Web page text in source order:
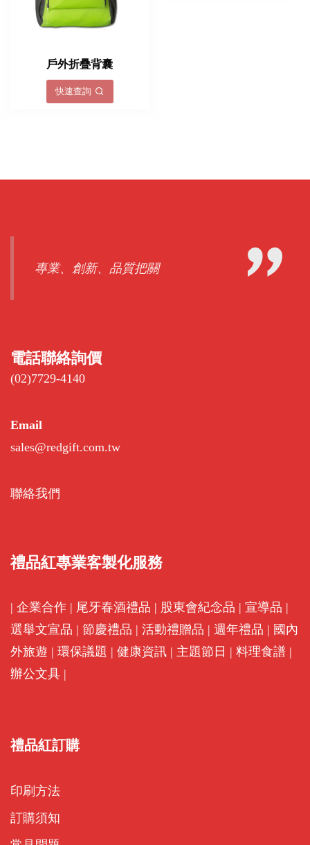
戶外折疊背囊
快速查詢
專業、創新、品質把關
電話聯絡詢價
(02)7729-4140
Email
sales@redgift.com.tw
聯絡我們
禮品紅專業客製化服務
| 企業合作 | 尾牙春酒禮品 | 股東會紀念品 | 宣導品 |
選舉文宣品 | 節慶禮品 | 活動禮贈品 | 週年禮品 | 國內
外旅遊 | 環保議題 | 健康資訊 | 主題節日 | 料理食譜 |
辦公文具 |
禮品紅訂購
印刷方法
訂購須知